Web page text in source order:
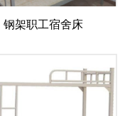
钢架职工宿舍床